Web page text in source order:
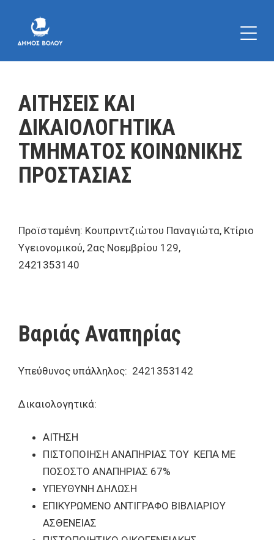
ΑΙΤΗΣΕΙΣ ΚΑΙ
ΔΙΚΑΙΟΛΟΓΗΤΙΚΑ
ΤΜΗΜΑΤΟΣ ΚΟΙΝΩΝΙΚΗΣ
ΠΡΟΣΤΑΣΙΑΣ
Προϊσταμένη: Κουπριντζιώτου Παναγιώτα, Κτίριο
Υγειονομικού, 2ας Νοεμβρίου 129,
2421353140
Βαριάς Αναπηρίας
Υπεύθυνος υπάλληλος: 2421353142
Δικαιολογητικά:
ΑΙΤΗΣΗ
ΠΙΣΤΟΠΟΙΗΣΗ ΑΝΑΠΗΡΙΑΣ ΤΟΥ ΚΕΠΑ ΜΕ
ΠΟΣΟΣΤΟ ΑΝΑΠΗΡΙΑΣ 67%
ΥΠΕΥΘΥΝΗ ΔΗΛΩΣΗ
ΕΠΙΚΥΡΩΜΕΝΟ ΑΝΤΙΓΡΑΦΟ ΒΙΒΛΙΑΡΙΟΥ
ΑΣΘΕΝΕΙΑΣ